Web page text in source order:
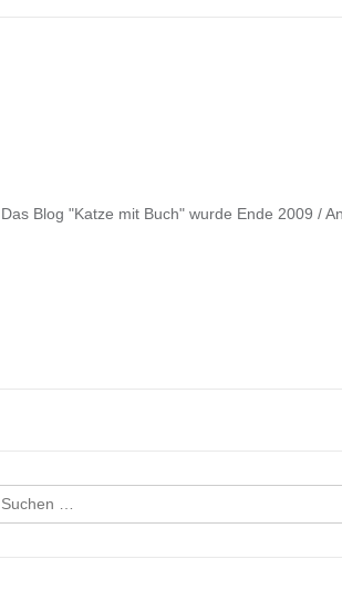
Das Blog "Katze mit Buch" wurde Ende 2009 /
Suchen